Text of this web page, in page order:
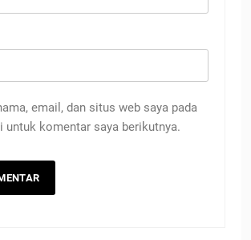
email, dan situs web saya pada
untuk komentar saya berikutnya.